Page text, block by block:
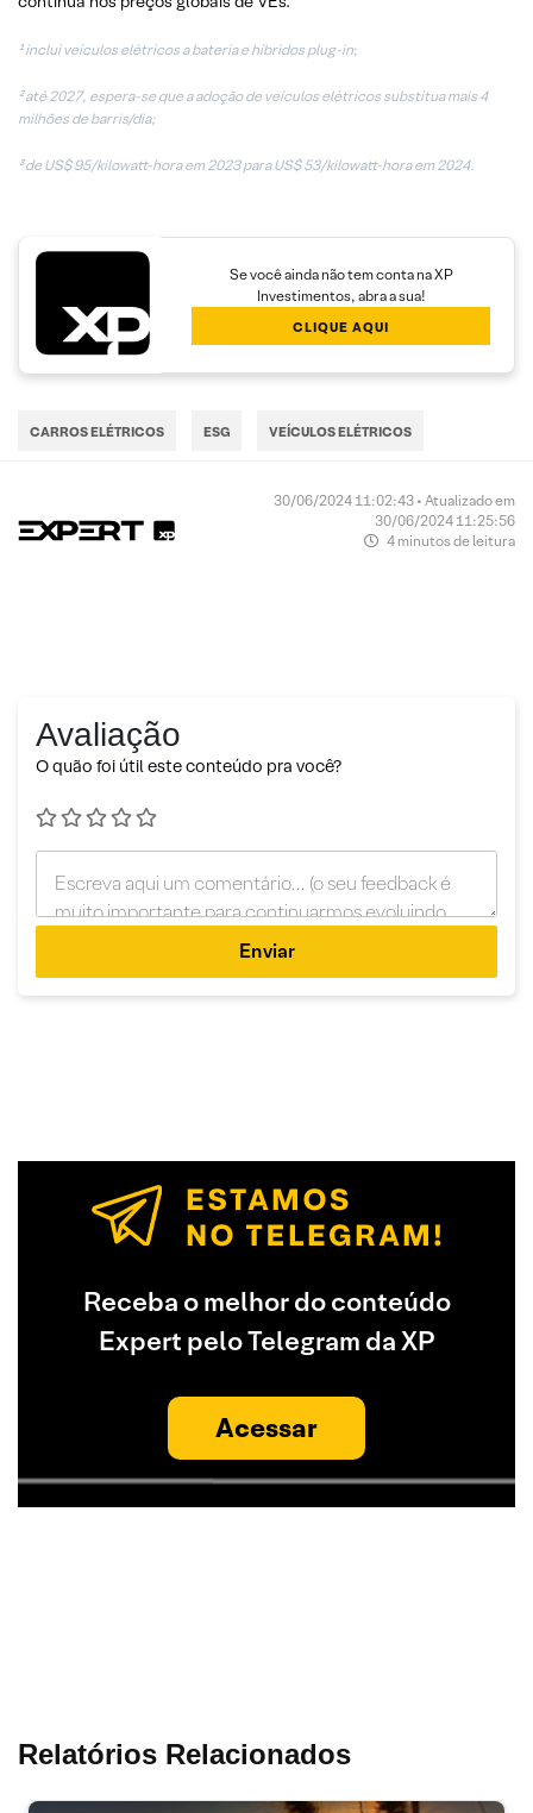
¹ inclui veículos elétricos a bateria e híbridos plug-in;
² até 2027, espera-se que a adoção de veículos elétricos substitua mais 4
milhões de barris/dia;
³ de US$ 95/kilowatt-hora em 2023 para US$ 53/kilowatt-hora em 2024.
Se você ainda não tem conta na XP
Investimentos, abra a sua!
CLIQUE AQUI
CARROS ELÉTRICOS ESG VEÍCULOS ELÉTRICOS
30/06/2024 11:02:43 • Atualizado em
30/06/2024 11:25:56
4 minutos de leitura
Avaliação
O quão foi útil este conteúdo pra você?
Enviar
Receba o melhor do conteúdo
Expert pelo Telegram da XP
Acessar
Relatórios Relacionados